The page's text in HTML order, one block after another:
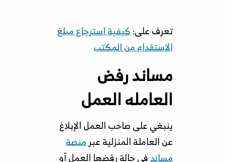
تعرف على:كيفية استرجاع مبلغ
الاستقدام من المكتب
مساند رفض
العامله العمل
ينبغي على صاحب العمل الإبلاغ
عن العاملة المنزلية عبرمنصة
مساندفي حالة رفضها العمل أو